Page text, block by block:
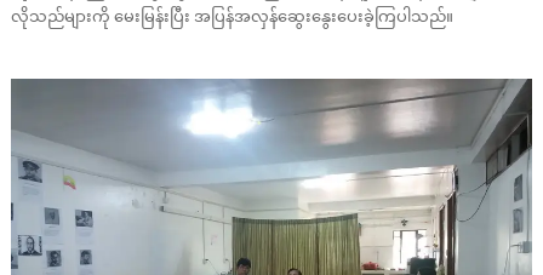
လိုသည်များကို မေးမြန်းပြီး အပြန်အလှန်ဆွေးနွေးပေးခဲ့ကြပါသည်။